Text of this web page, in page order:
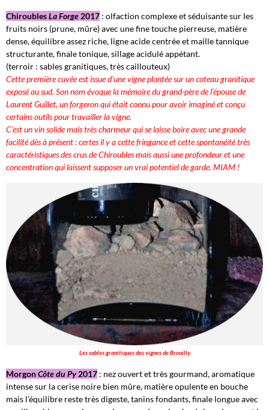
ChiroublesLa Forge 2017 : olfaction complexe et séduisante sur les
fruits noirs (prune, mûre) avec une fine touche pierreuse, matière
dense, équilibre assez riche, ligne acide centrée et maille tannique
structurante, finale tonique, sillage acidulé appétant.
(terroir : sables granitiques, très caillouteux)
Cette première cuvée est issue d’une vigne plantée sur un coteau granitique
exposé au sud. Son nom évoque la mémoire du grand-père de l’épouse de
Laurent Guillet, un forgeron qui était connu pour avoir imaginé et conçu
certains outils pour travailler la vigne.
C’est un vin solide mais très charmeur qui se laisse boire avec une grande
facilité dès à présent : certes il y a cette fringance et cette spontanéité très
caractéristiques des crus de Chiroubles mais aussi une profondeur et une
concentration qui laissent supposer un vrai potentiel de garde. MIAM !
Les sables granitiques des vignes de Brouilly
MorgonCôte du Py2017 : nez ouvert et très gourmand, aromatique
intense sur la cerise noire bien mûre, matière opulente en bouche
mais l’équilibre reste très digeste, tanins fondants, finale longue avec